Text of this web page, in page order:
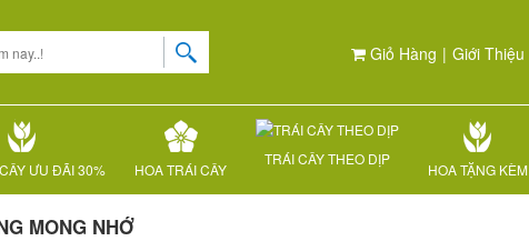
Giỏ Hàng | Giới Thiệu
ƯU ĐÃI 30% HOA TRÁI CÂY
TRÁI CÂY THEO DỊP
HOA TẶNG KÈM
MONG NHỚ